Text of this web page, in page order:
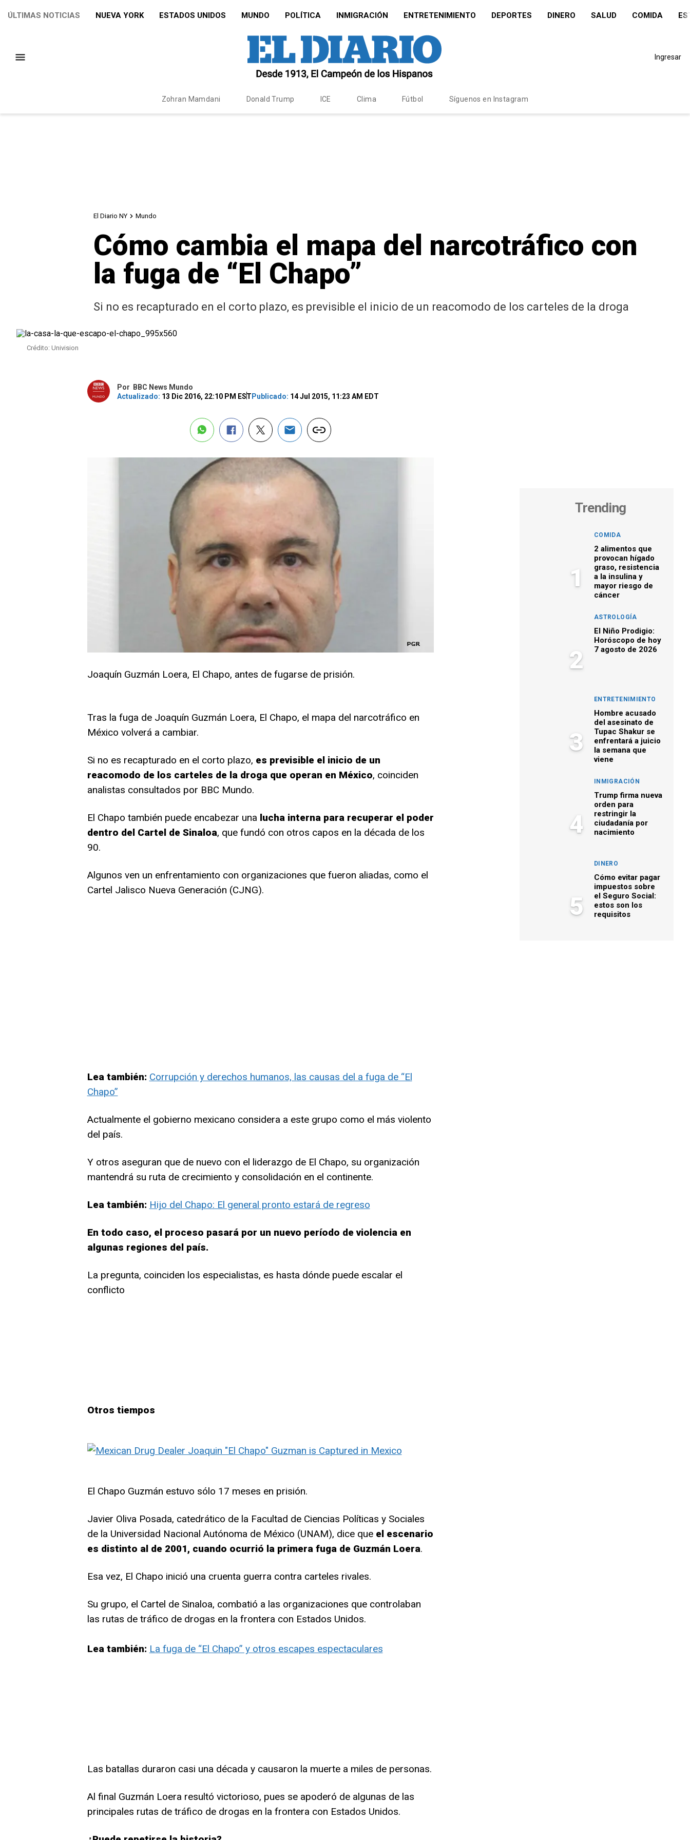
ÚLTIMAS NOTICIAS NUEVA YORK ESTADOS UNIDOS MUNDO POLÍTICA INMIGRACIÓN ENTRETENIMIENTO DEPORTES DINERO SALUD COMIDA
Ingresar
Zohran Mamdani Donald Trump ICE Clima Fútbol Síguenos en Instagram
El Diario NY Mundo
Cómo cambia el mapa del narcotráfico con
la fuga de “El Chapo”
Si no es recapturado en el corto plazo, es previsible el inicio de un reacomodo de los carteles de la droga
Crédito: Univision
Por
BBC News Mundo
Actualizado: 13 Dic 2016, 22:10 PM EST Publicado: 14 Jul 2015, 11:23 AM EDT
Joaquín Guzmán Loera, El Chapo, antes de fugarse de prisión.
Tras la fuga de Joaquín Guzmán Loera, El Chapo, el mapa del narcotráfico en
México volverá a cambiar.
Si no es recapturado en el corto plazo, es previsible el inicio de un
reacomodo de los carteles de la droga que operan en México, coinciden
analistas consultados por BBC Mundo.
El Chapo también puede encabezar una lucha interna para recuperar el poder
dentro del Cartel de Sinaloa, que fundó con otros capos en la década de los
90.
Algunos ven un enfrentamiento con organizaciones que fueron aliadas, como el
Cartel Jalisco Nueva Generación (CJNG).
Lea también: Corrupción y derechos humanos, las causas del a fuga de “El
Chapo”
Actualmente el gobierno mexicano considera a este grupo como el más violento
del país.
Y otros aseguran que de nuevo con el liderazgo de El Chapo, su organización
mantendrá su ruta de crecimiento y consolidación en el continente.
Lea también: Hijo del Chapo: El general pronto estará de regreso
En todo caso, el proceso pasará por un nuevo período de violencia en
algunas regiones del país.
La pregunta, coinciden los especialistas, es hasta dónde puede escalar el
conflicto
Otros tiempos
El Chapo Guzmán estuvo sólo 17 meses en prisión.
Javier Oliva Posada, catedrático de la Facultad de Ciencias Políticas y Sociales
de la Universidad Nacional Autónoma de México (UNAM), dice que el escenario
es distinto al de 2001, cuando ocurrió la primera fuga de Guzmán Loera.
Esa vez, El Chapo inició una cruenta guerra contra carteles rivales.
Su grupo, el Cartel de Sinaloa, combatió a las organizaciones que controlaban
las rutas de tráfico de drogas en la frontera con Estados Unidos.
Lea también: La fuga de “El Chapo” y otros escapes espectaculares
Las batallas duraron casi una década y causaron la muerte a miles de personas.
Al final Guzmán Loera resultó victorioso, pues se apoderó de algunas de las
principales rutas de tráfico de drogas en la frontera con Estados Unidos.
Trending
1
COMIDA
2 alimentos que
provocan hígado
graso, resistencia
a la insulina y
mayor riesgo de
cáncer
2
ASTROLOGÍA
El Niño Prodigio:
Horóscopo de hoy
7 agosto de 2026
3
ENTRETENIMIENTO
Hombre acusado
del asesinato de
Tupac Shakur se
enfrentará a juicio
la semana que
viene
4
INMIGRACIÓN
Trump firma nueva
orden para
restringir la
ciudadanía por
nacimiento
5
DINERO
Cómo evitar pagar
impuestos sobre
el Seguro Social:
estos son los
requisitos